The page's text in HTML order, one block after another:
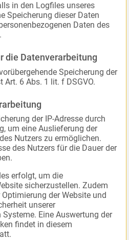
in den Logfiles unseres
Speicherung dieser Daten
Daten des
die Datenverarbeitung
Speicherung der
6 Abs. 1 lit. f DSGVO.
der IP-Adresse durch
um eine Auslieferung der
Nutzers zu ermöglichen.
des Nutzers für die Dauer der
erfolgt, um die
sicherzustellen. Zudem
der Website und
unserer
Eine Auswertung der
findet in diesem